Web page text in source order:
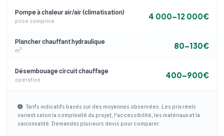
Pompe à chaleur air/air (climatisation)
pose comprise 4 000–12 000€
Plancher chauffant hydraulique
m² 80–130€
Désembouage circuit chauffage
opération 400–900€
Tarifs indicatifs basés sur des moyennes observées. Les prix réels
varient selon la complexité du projet, l'accessibilité, les matériaux et la
saisonnalité. Demandez plusieurs devis pour comparer.